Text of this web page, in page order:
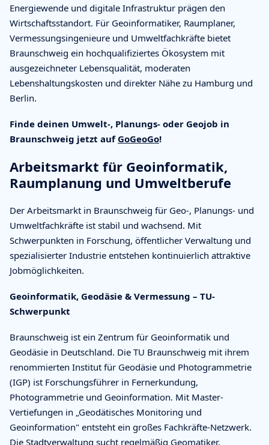
Energiewende und digitale Infrastruktur prägen den
Wirtschaftsstandort. Für Geoinformatiker, Raumplaner,
Vermessungsingenieure und Umweltfachkräfte bietet
Braunschweig ein hochqualifiziertes Ökosystem mit
ausgezeichneter Lebensqualität, moderaten
Lebenshaltungskosten und direkter Nähe zu Hamburg und
Berlin.
Finde deinen Umwelt-, Planungs- oder Geojob in
Braunschweig jetzt auf GoGeoGo!
Arbeitsmarkt für Geoinformatik,
Raumplanung und Umweltberufe
Der Arbeitsmarkt in Braunschweig für Geo-, Planungs- und
Umweltfachkräfte ist stabil und wachsend. Mit
Schwerpunkten in Forschung, öffentlicher Verwaltung und
spezialisierter Industrie entstehen kontinuierlich attraktive
Jobmöglichkeiten.
Geoinformatik, Geodäsie & Vermessung – TU-
Schwerpunkt
Braunschweig ist ein Zentrum für Geoinformatik und
Geodäsie in Deutschland. Die TU Braunschweig mit ihrem
renommierten Institut für Geodäsie und Photogrammetrie
(IGP) ist Forschungsführer in Fernerkundung,
Photogrammetrie und Geoinformation. Mit Master-
Vertiefungen in „Geodätisches Monitoring und
Geoinformation" entsteht ein großes Fachkräfte-Netzwerk.
Die Stadtverwaltung sucht regelmäßig Geomatiker,